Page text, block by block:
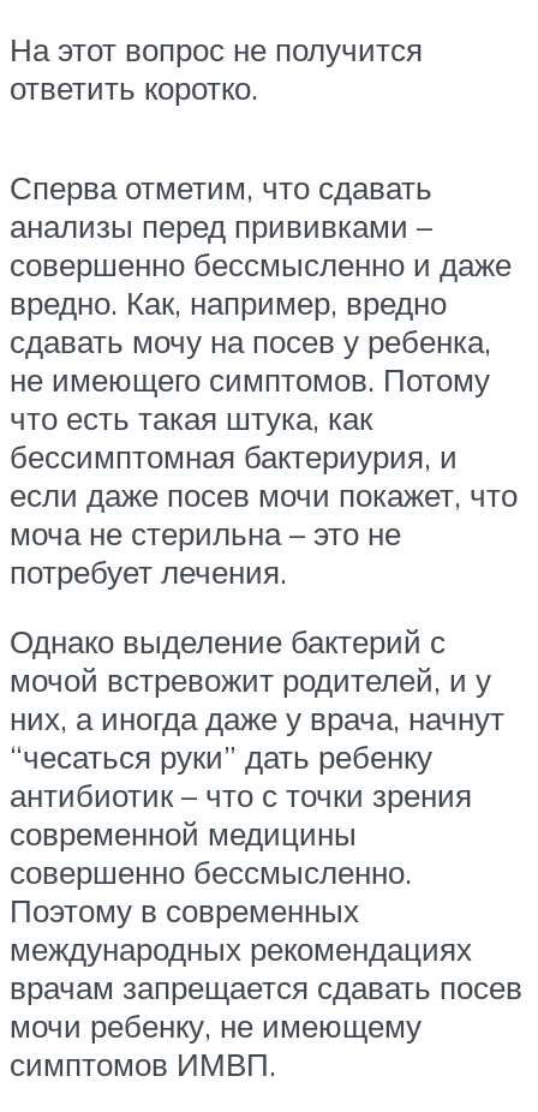
На этот вопрос не получится
ответить коротко.
Сперва отметим, что сдавать
анализы перед прививками –
совершенно бессмысленно и даже
вредно. Как, например, вредно
сдавать мочу на посев у ребенка,
не имеющего симптомов. Потому
что есть такая штука, как
бессимптомная бактериурия, и
если даже посев мочи покажет, что
моча не стерильна – это не
потребует лечения.
Однако выделение бактерий с
мочой встревожит родителей, и у
них, а иногда даже у врача, начнут
“чесаться руки” дать ребенку
антибиотик – что с точки зрения
современной медицины
совершенно бессмысленно.
Поэтому в современных
международных рекомендациях
врачам запрещается сдавать посев
мочи ребенку, не имеющему
симптомов ИМВП.